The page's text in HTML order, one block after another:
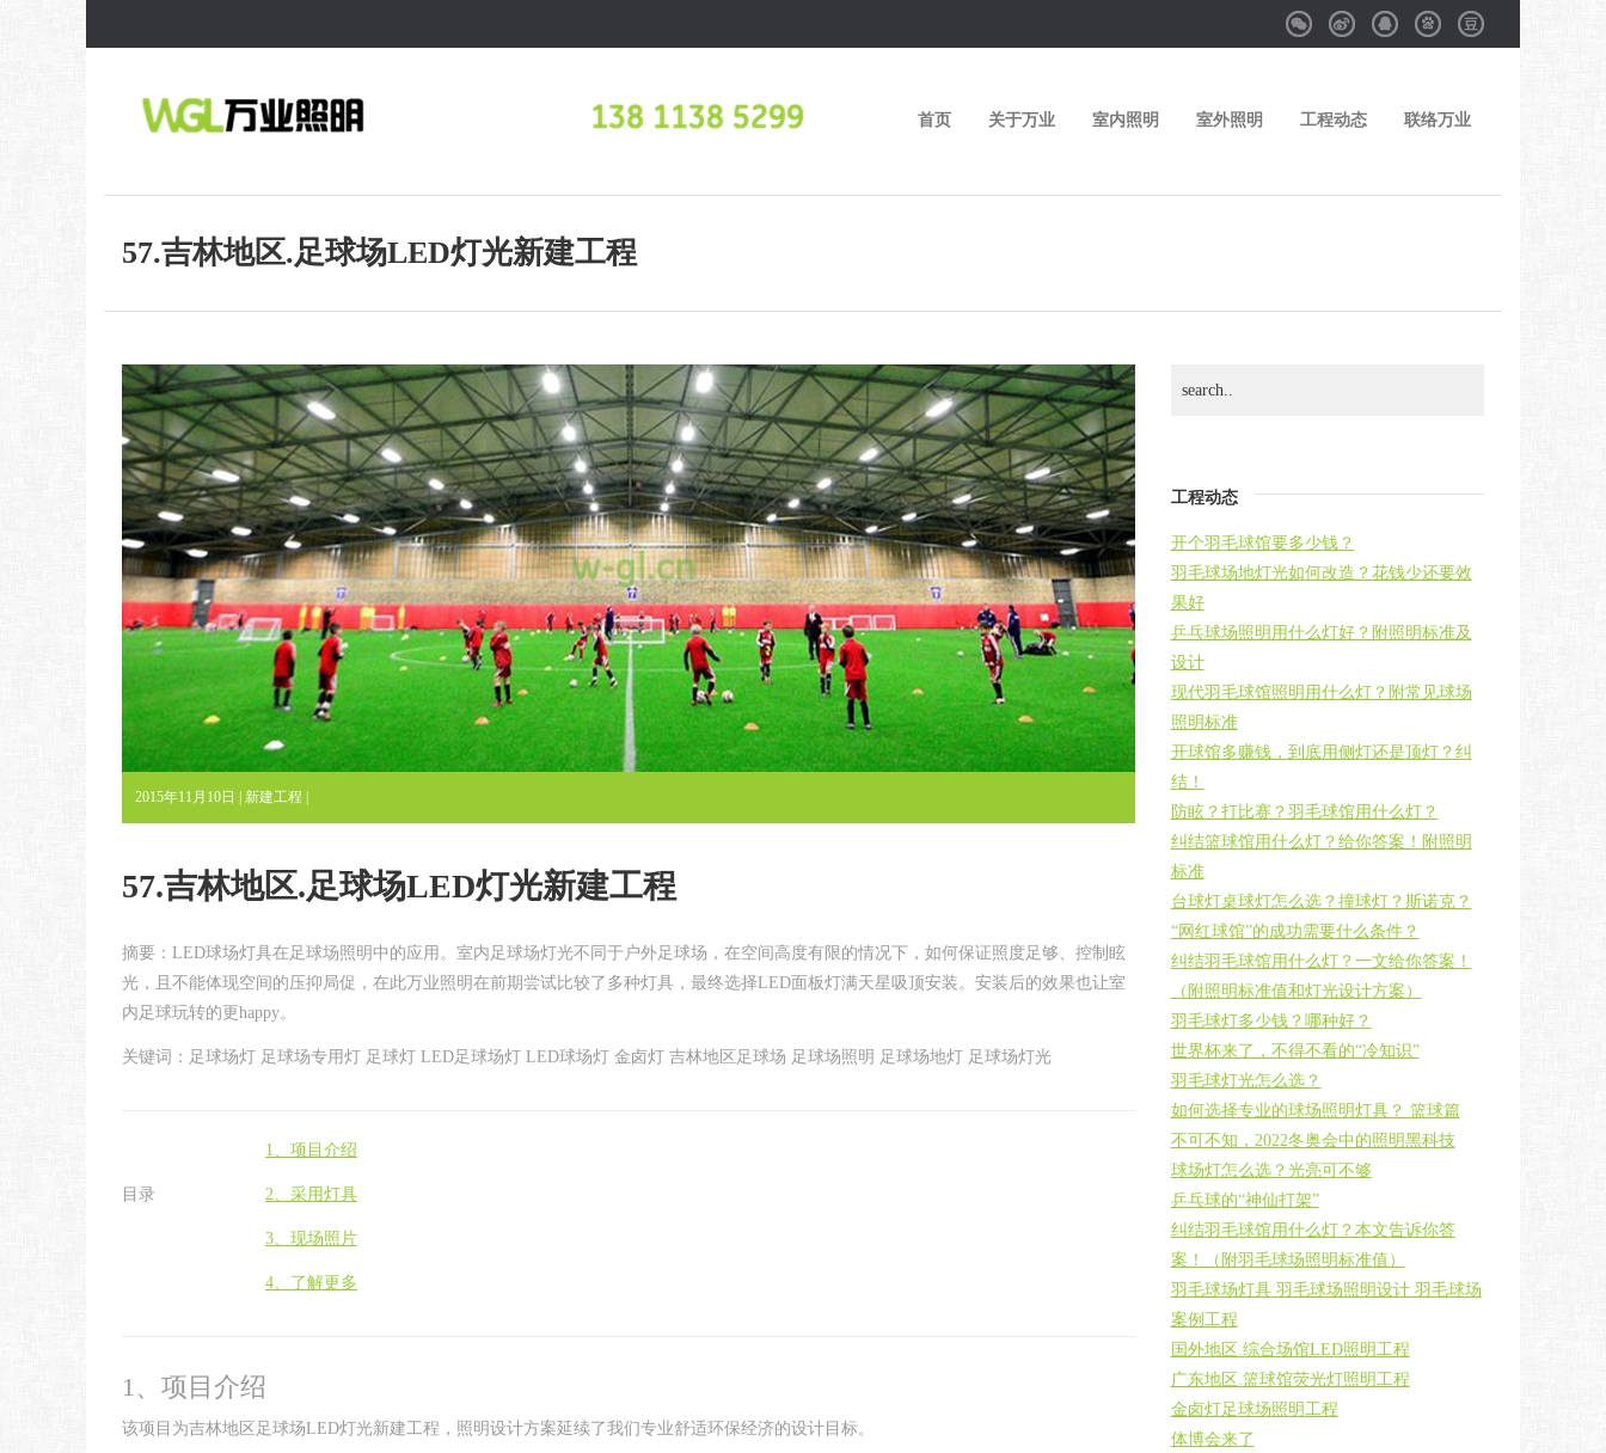
WeixinWeibo QQ Baidu Douban
首页 关于万业 室内照明 室外照明 工程动态 联络万业
57.吉林地区.足球场LED灯光新建工程
2015年11月10日 | 新建工程 |
57.吉林地区.足球场LED灯光新建工程
摘要：LED球场灯具在足球场照明中的应用。室内足球场灯光不同于户外足球场，在空间高度有限的情况下，如何保证照度足够、控制眩
光，且不能体现空间的压抑局促，在此万业照明在前期尝试比较了多种灯具，最终选择LED面板灯满天星吸顶安装。安装后的效果也让室
内足球玩转的更happy。
关键词：足球场灯 足球场专用灯 足球灯 LED足球场灯 LED球场灯 金卤灯 吉林地区足球场 足球场照明 足球场地灯 足球场灯光
1、项目介绍
目录 2、采用灯具
3、现场照片
4、了解更多
1、项目介绍
该项目为吉林地区足球场LED灯光新建工程，照明设计方案延续了我们专业舒适环保经济的设计目标。
工程动态
开个羽毛球馆要多少钱？
羽毛球场地灯光如何改造？花钱少还要效
果好
乒乓球场照明用什么灯好？附照明标准及
设计
现代羽毛球馆照明用什么灯？附常见球场
照明标准
开球馆多赚钱，到底用侧灯还是顶灯？纠
结！
防眩？打比赛？羽毛球馆用什么灯？
纠结篮球馆用什么灯？给你答案！附照明
标准
台球灯桌球灯怎么选？撞球灯？斯诺克？
“网红球馆”的成功需要什么条件？
纠结羽毛球馆用什么灯？一文给你答案！
（附照明标准值和灯光设计方案）
羽毛球灯多少钱？哪种好？
世界杯来了，不得不看的“冷知识”
羽毛球灯光怎么选？
如何选择专业的球场照明灯具？ 篮球篇
不可不知，2022冬奥会中的照明黑科技
球场灯怎么选？光亮可不够
乒乓球的“神仙打架”
纠结羽毛球馆用什么灯？本文告诉你答
案！（附羽毛球场照明标准值）
羽毛球场灯具 羽毛球场照明设计 羽毛球场
案例工程
国外地区.综合场馆LED照明工程
广东地区.篮球馆荧光灯照明工程
金卤灯足球场照明工程
体博会来了